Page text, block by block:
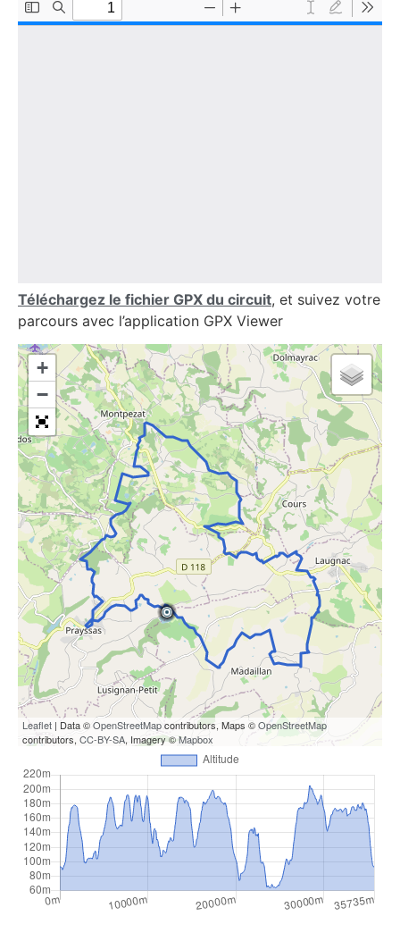
Téléchargez le fichier GPX du circuit, et suivez votre
parcours avec l’application GPX Viewer
+
−
Leaflet | Data ©OpenStreetMapcontributors, Maps ©OpenStreetMap
contributors, CC-BY-SA, Imagery ©Mapbox